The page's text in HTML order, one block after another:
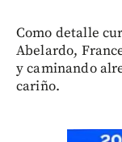
Como detalle
Abelardo,
y caminando
cariño.